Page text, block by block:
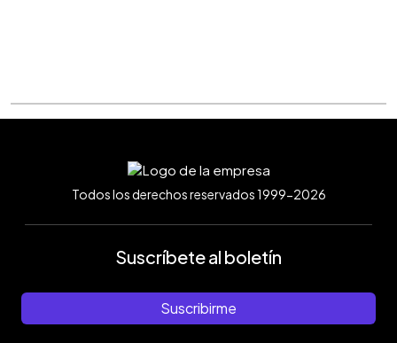
Todos los derechos reservados 1999-2026
Suscríbete al boletín
Suscribirme